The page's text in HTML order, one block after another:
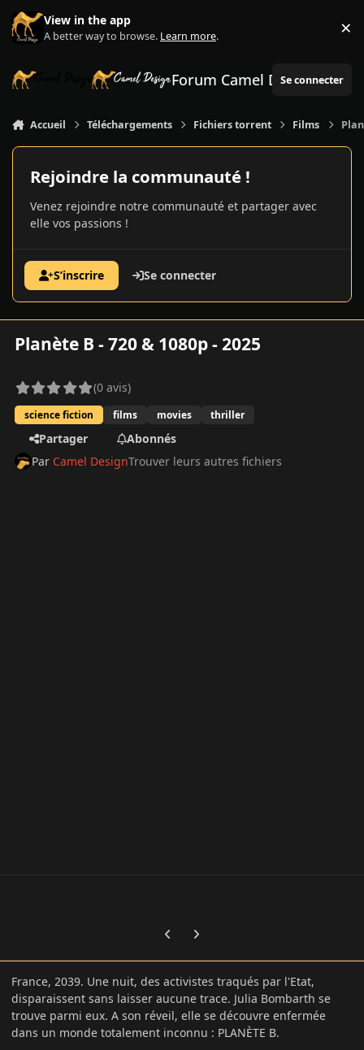
Aller au contenu
View in the app
A better way to browse. Learn more. ×
Forum Camel Design
Se connecter
Accueil Téléchargements Fichiers torrent Films
Rejoindre la communauté !
Venez rejoindre notre communauté et partager avec
elle vos passions !
S’inscrire Se connecter
Planète B - 720 & 1080p - 2025
(0 avis)
science fiction films movies thriller
Partager
Abonnés
Par Camel DesignTrouver leurs autres fichiers
Previous carousel slide
Next carousel slide
France, 2039. Une nuit, des activistes traqués par l'Etat,
disparaissent sans laisser aucune trace. Julia Bombarth se
trouve parmi eux. A son réveil, elle se découvre enfermée
dans un monde totalement inconnu : PLANÈTE B.